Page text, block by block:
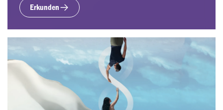
Erkunden